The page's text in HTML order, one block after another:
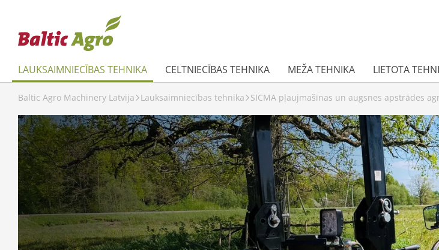
LAUKSAIMNIECĪBAS TEHNIKA CELTNIECĪBAS TEHNIKA MEŽA TEHNIKA LIETOTA
Baltic Agro Machinery Latvija Lauksaimniecības tehnika SICMA pļaujmašīnas un augsnes apstrādes